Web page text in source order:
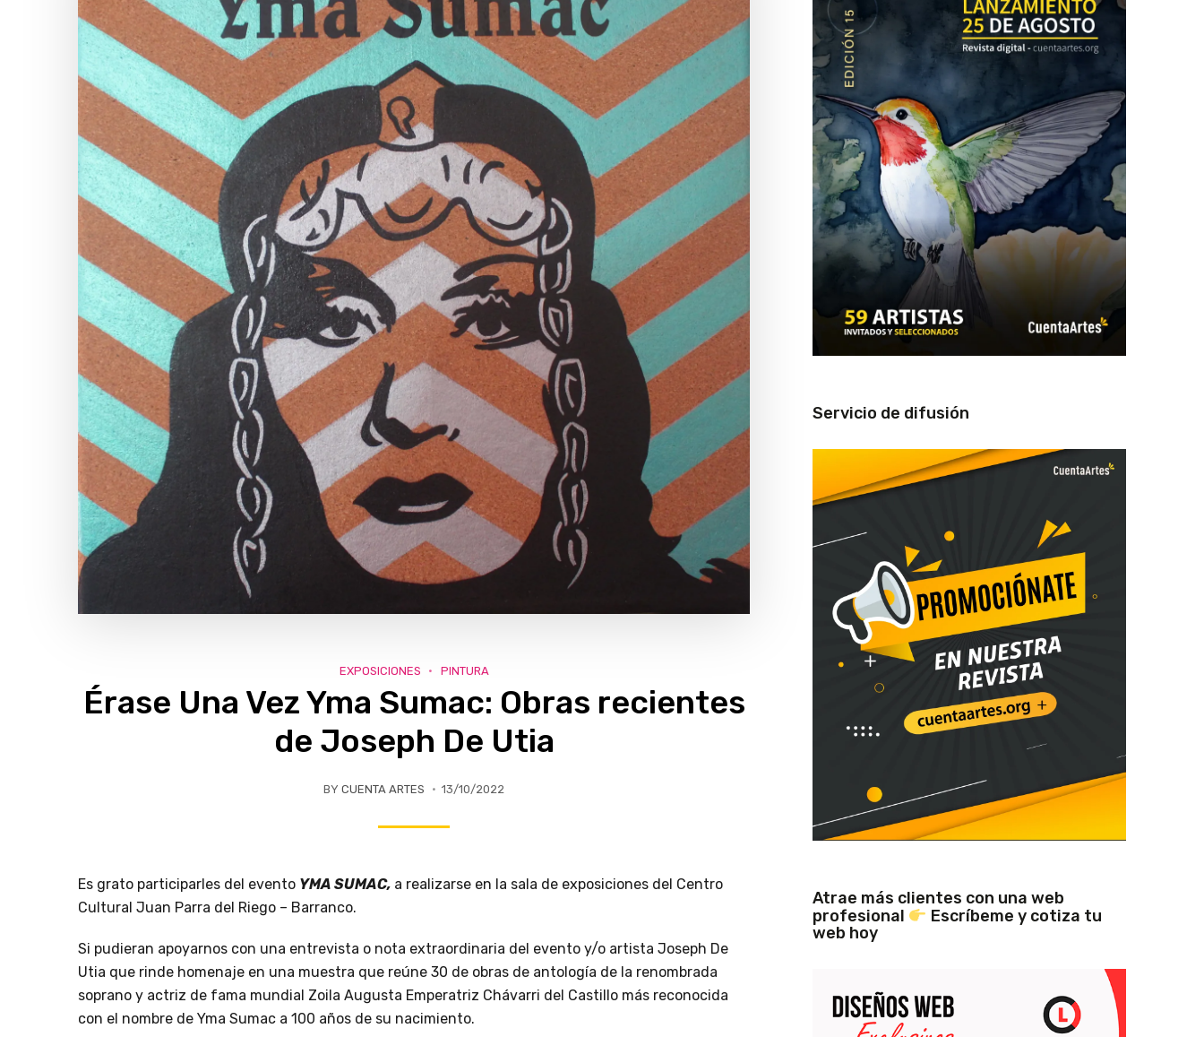
EXPOSICIONES PINTURA
Érase Una Vez Yma Sumac: Obras recientes
de Joseph De Utia
BY CUENTA ARTES 13/10/2022
Es grato participarles del evento YMA SUMAC, a realizarse en la sala de exposiciones del Centro
Cultural Juan Parra del Riego – Barranco.
Si pudieran apoyarnos con una entrevista o nota extraordinaria del evento y/o artista Joseph De
Utia que rinde homenaje en una muestra que reúne 30 de obras de antología de la renombrada
soprano y actriz de fama mundial Zoila Augusta Emperatriz Chávarri del Castillo más reconocida
con el nombre de Yma Sumac a 100 años de su nacimiento.
Servicio de difusión
Atrae más clientes con una web
profesional
Escríbeme y cotiza tu
web hoy